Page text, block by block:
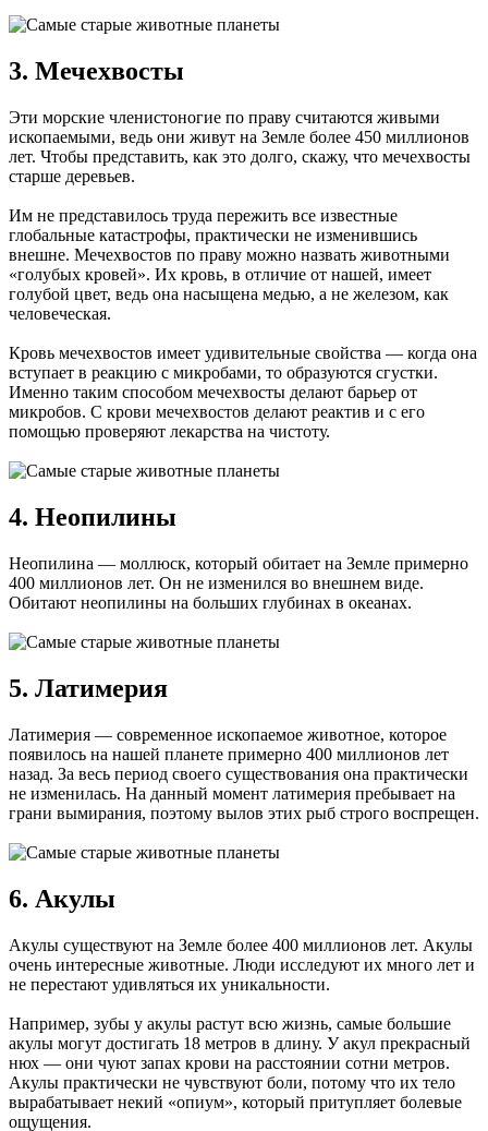
3. Мечехвосты
Эти морские членистоногие по праву считаются живыми
ископаемыми, ведь они живут на Земле более 450 миллионов
лет. Чтобы представить, как это долго, скажу, что мечехвосты
старше деревьев.
Им не представилось труда пережить все известные
глобальные катастрофы, практически не изменившись
внешне. Мечехвостов по праву можно назвать животными
«голубых кровей». Их кровь, в отличие от нашей, имеет
голубой цвет, ведь она насыщена медью, а не железом, как
человеческая.
Кровь мечехвостов имеет удивительные свойства — когда она
вступает в реакцию с микробами, то образуются сгустки.
Именно таким способом мечехвосты делают барьер от
микробов. С крови мечехвостов делают реактив и с его
помощью проверяют лекарства на чистоту.
4. Неопилины
Неопилина — моллюск, который обитает на Земле примерно
400 миллионов лет. Он не изменился во внешнем виде.
Обитают неопилины на больших глубинах в океанах.
5. Латимерия
Латимерия — современное ископаемое животное, которое
появилось на нашей планете примерно 400 миллионов лет
назад. За весь период своего существования она практически
не изменилась. На данный момент латимерия пребывает на
грани вымирания, поэтому вылов этих рыб строго воспрещен.
6. Акулы
Акулы существуют на Земле более 400 миллионов лет. Акулы
очень интересные животные. Люди исследуют их много лет и
не перестают удивляться их уникальности.
Например, зубы у акулы растут всю жизнь, самые большие
акулы могут достигать 18 метров в длину. У акул прекрасный
нюх — они чуют запах крови на расстоянии сотни метров.
Акулы практически не чувствуют боли, потому что их тело
вырабатывает некий «опиум», который притупляет болевые
ощущения.